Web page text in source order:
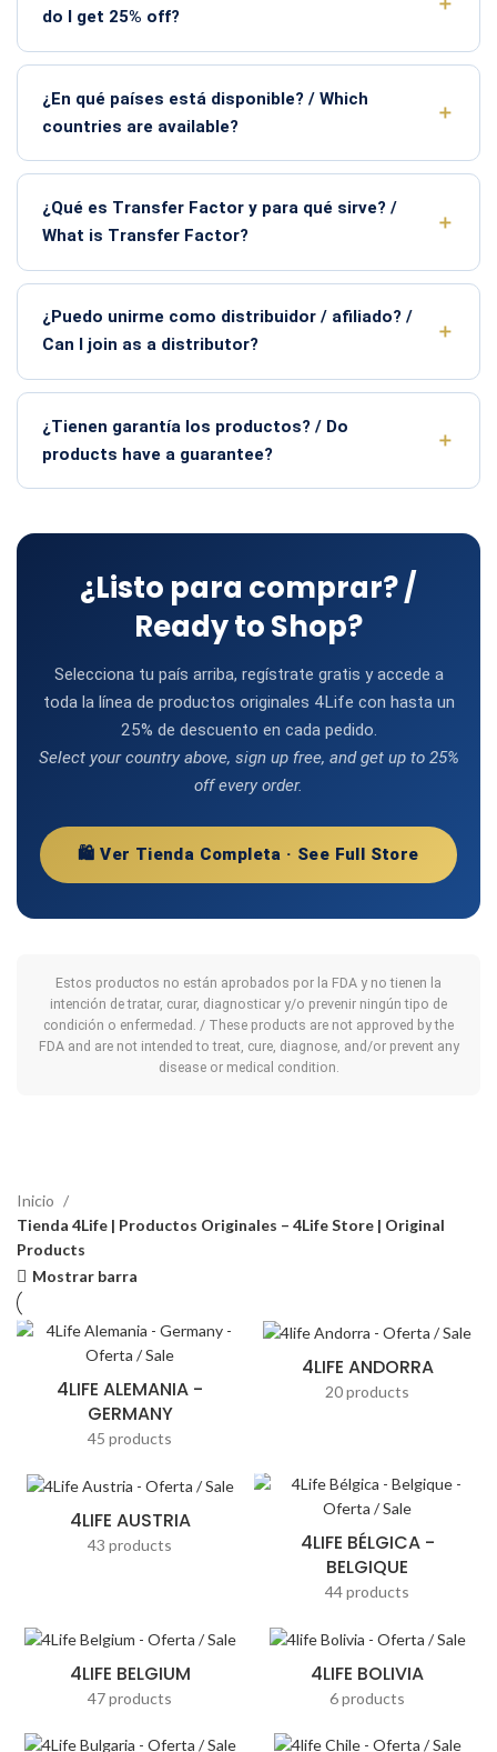
do I get 25% off?
¿En qué países está disponible? / Which
countries are available?
¿Qué es Transfer Factor y para qué sirve? /
What is Transfer Factor?
¿Puedo unirme como distribuidor / afiliado? /
Can I join as a distributor?
¿Tienen garantía los productos? / Do
products have a guarantee?
¿Listo para comprar? /
Ready to Shop?
Selecciona tu país arriba, regístrate gratis y accede a
toda la línea de productos originales 4Life con hasta un
25% de descuento en cada pedido.
Select your country above, sign up free, and get up to 25%
off every order.
🛍️ Ver Tienda Completa · See Full Store
Estos productos no están aprobados por la FDA y no tienen la
intención de tratar, curar, diagnosticar y/o prevenir ningún tipo de
condición o enfermedad. / These products are not approved by the
FDA and are not intended to treat, cure, diagnose, and/or prevent any
disease or medical condition.
Inicio
Tienda 4Life | Productos Originales – 4Life Store | Original
Products
Mostrar barra
4LIFE ALEMANIA -
GERMANY
45 products
4LIFE ANDORRA
20 products
4LIFE AUSTRIA
43 products
4LIFE BÉLGICA -
BELGIQUE
44 products
4LIFE BELGIUM
47 products
4LIFE BOLIVIA
6 products